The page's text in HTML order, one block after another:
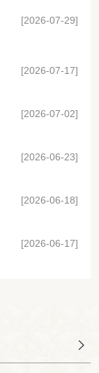
[2026-07-29]
[2026-07-17]
[2026-07-02]
[2026-06-23]
[2026-06-18]
[2026-06-17]